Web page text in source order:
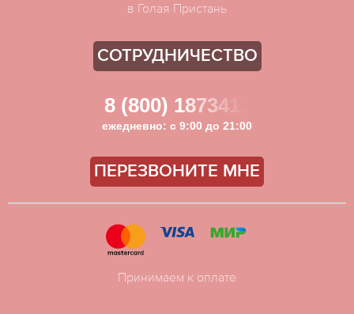
в Голая Пристань
СОТРУДНИЧЕСТВО
8 (800) 1873411
ежедневно: с 9:00 до 21:00
ПЕРЕЗВОНИТЕ МНЕ
Принимаем к оплате